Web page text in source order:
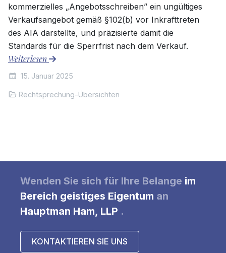
kommerzielles „Angebotsschreiben” ein ungültiges
Verkaufsangebot gemäß §102(b) vor Inkrafttreten
des AIA darstellte, und präzisierte damit die
Standards für die Sperrfrist nach dem Verkauf.
Weiterlesen
15. Januar 2025
Rechtsprechung-Übersichten
Wenden Sie sich für Ihre Belange im
Bereich geistiges Eigentum an
Hauptman Ham, LLP .
KONTAKTIEREN SIE UNS